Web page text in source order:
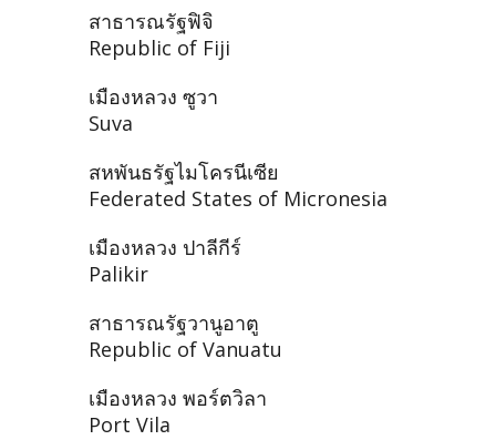
สาธารณรัฐฟิจิ
Republic of Fiji
เมืองหลวง ซูวา
Suva
สหพันธรัฐไมโครนีเซีย
Federated States of Micronesia
เมืองหลวง ปาลีกีร์
Palikir
สาธารณรัฐวานูอาตู
Republic of Vanuatu
เมืองหลวง พอร์ตวิลา
Port Vila